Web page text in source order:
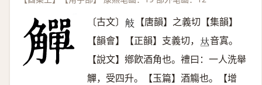
〔古文〕 𧣄
【唐韻】之義切【集韻】
【韻會】【正韻】支義切， 𠀤音寘。
【說文】鄕飮酒角也。禮曰：一人洗舉
觶，受四升。【玉篇】酒觴也。【增